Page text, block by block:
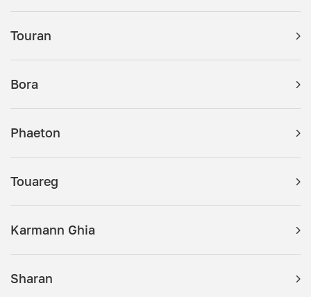
Touran
Bora
Phaeton
Touareg
Karmann Ghia
Sharan